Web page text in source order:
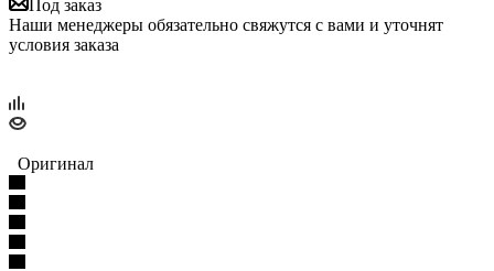
Под заказ
Наши менеджеры обязательно свяжутся с вами и уточнят
условия заказа
Оригинал